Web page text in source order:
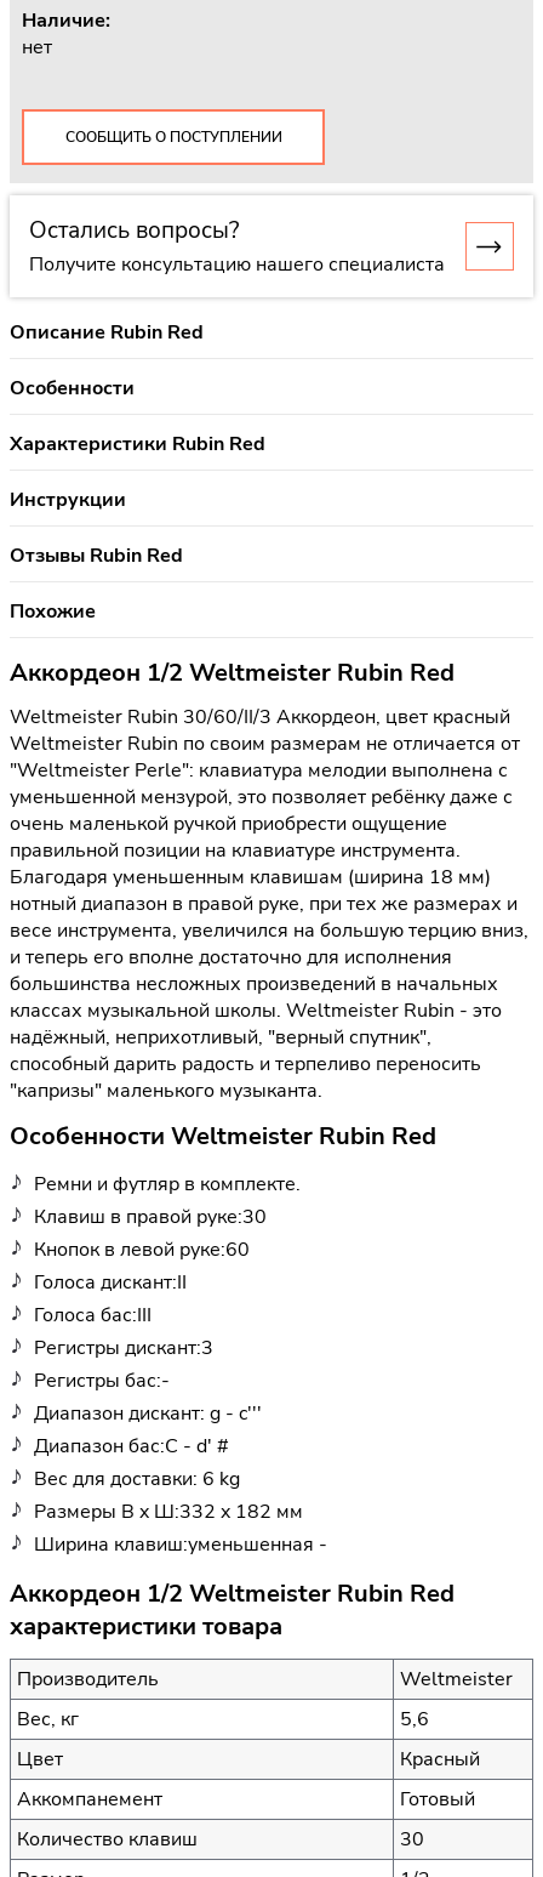
Наличие:
нет
СООБЩИТЬ О ПОСТУПЛЕНИИ
Остались вопросы?
Получите консультацию нашего специалиста
Описание Rubin Red
Особенности
Характеристики Rubin Red
Инструкции
Отзывы Rubin Red
Похожие
Аккордеон 1/2 Weltmeister Rubin Red
Weltmeister Rubin 30/60/II/3 Аккордеон, цвет красный
Weltmeister Rubin по своим размерам не отличается от
"Weltmeister Perle": клавиатура мелодии выполнена с
уменьшенной мензурой, это позволяет ребёнку даже с
очень маленькой ручкой приобрести ощущение
правильной позиции на клавиатуре инструмента.
Благодаря уменьшенным клавишам (ширина 18 мм)
нотный диапазон в правой руке, при тех же размерах и
весе инструмента, увеличился на большую терцию вниз,
и теперь его вполне достаточно для исполнения
большинства несложных произведений в начальных
классах музыкальной школы. Weltmeister Rubin - это
надёжный, неприхотливый, "верный спутник",
способный дарить радость и терпеливо переносить
"капризы" маленького музыканта.
Особенности Weltmeister Rubin Red
Ремни и футляр в комплекте.
Клавиш в правой руке:30
Кнопок в левой руке:60
Голоса дискант:II
Голоса бас:III
Регистры дискант:3
Регистры бас:-
Диапазон дискант: g - c'''
Диапазон бас:C - d' #
Вес для доставки: 6 kg
Размеры В x Ш:332 x 182 мм
Ширина клавиш:уменьшенная -
Аккордеон 1/2 Weltmeister Rubin Red
характеристики товара
Производитель
Weltmeister
Вес, кг
5,6
Цвет
Красный
Аккомпанемент
Готовый
Количество клавиш
30